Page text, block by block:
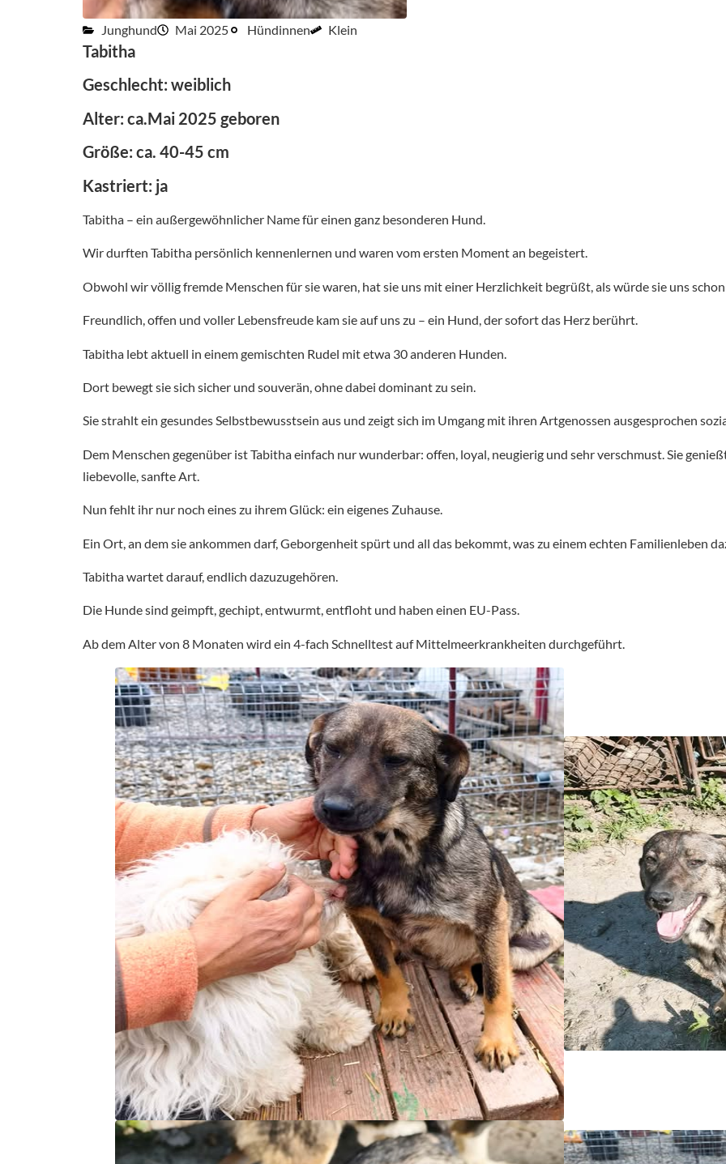
Junghund Mai 2025 Hündinnen Klein
Tabitha
Geschlecht: weiblich
Alter: ca.Mai 2025 geboren
Größe: ca. 40-45 cm
Kastriert: ja
Tabitha – ein außergewöhnlicher Name für einen ganz besonderen Hund.
Wir durften Tabitha persönlich kennenlernen und waren vom ersten Moment an begeistert.
Obwohl wir völlig fremde Menschen für sie waren, hat sie uns mit einer Herzlichkeit begrüßt, als würde sie uns schon
Freundlich, offen und voller Lebensfreude kam sie auf uns zu – ein Hund, der sofort das Herz berührt.
Tabitha lebt aktuell in einem gemischten Rudel mit etwa 30 anderen Hunden.
Dort bewegt sie sich sicher und souverän, ohne dabei dominant zu sein.
Sie strahlt ein gesundes Selbstbewusstsein aus und zeigt sich im Umgang mit ihren Artgenossen ausgesprochen
Dem Menschen gegenüber ist Tabitha einfach nur wunderbar: offen, loyal, neugierig und sehr verschmust. Sie
liebevolle, sanfte Art.
Nun fehlt ihr nur noch eines zu ihrem Glück: ein eigenes Zuhause.
Ein Ort, an dem sie ankommen darf, Geborgenheit spürt und all das bekommt, was zu einem echten Familienleben
Tabitha wartet darauf, endlich dazuzugehören.
Die Hunde sind geimpft, gechipt, entwurmt, entfloht und haben einen EU-Pass.
Ab dem Alter von 8 Monaten wird ein 4-fach Schnelltest auf Mittelmeerkrankheiten durchgeführt.